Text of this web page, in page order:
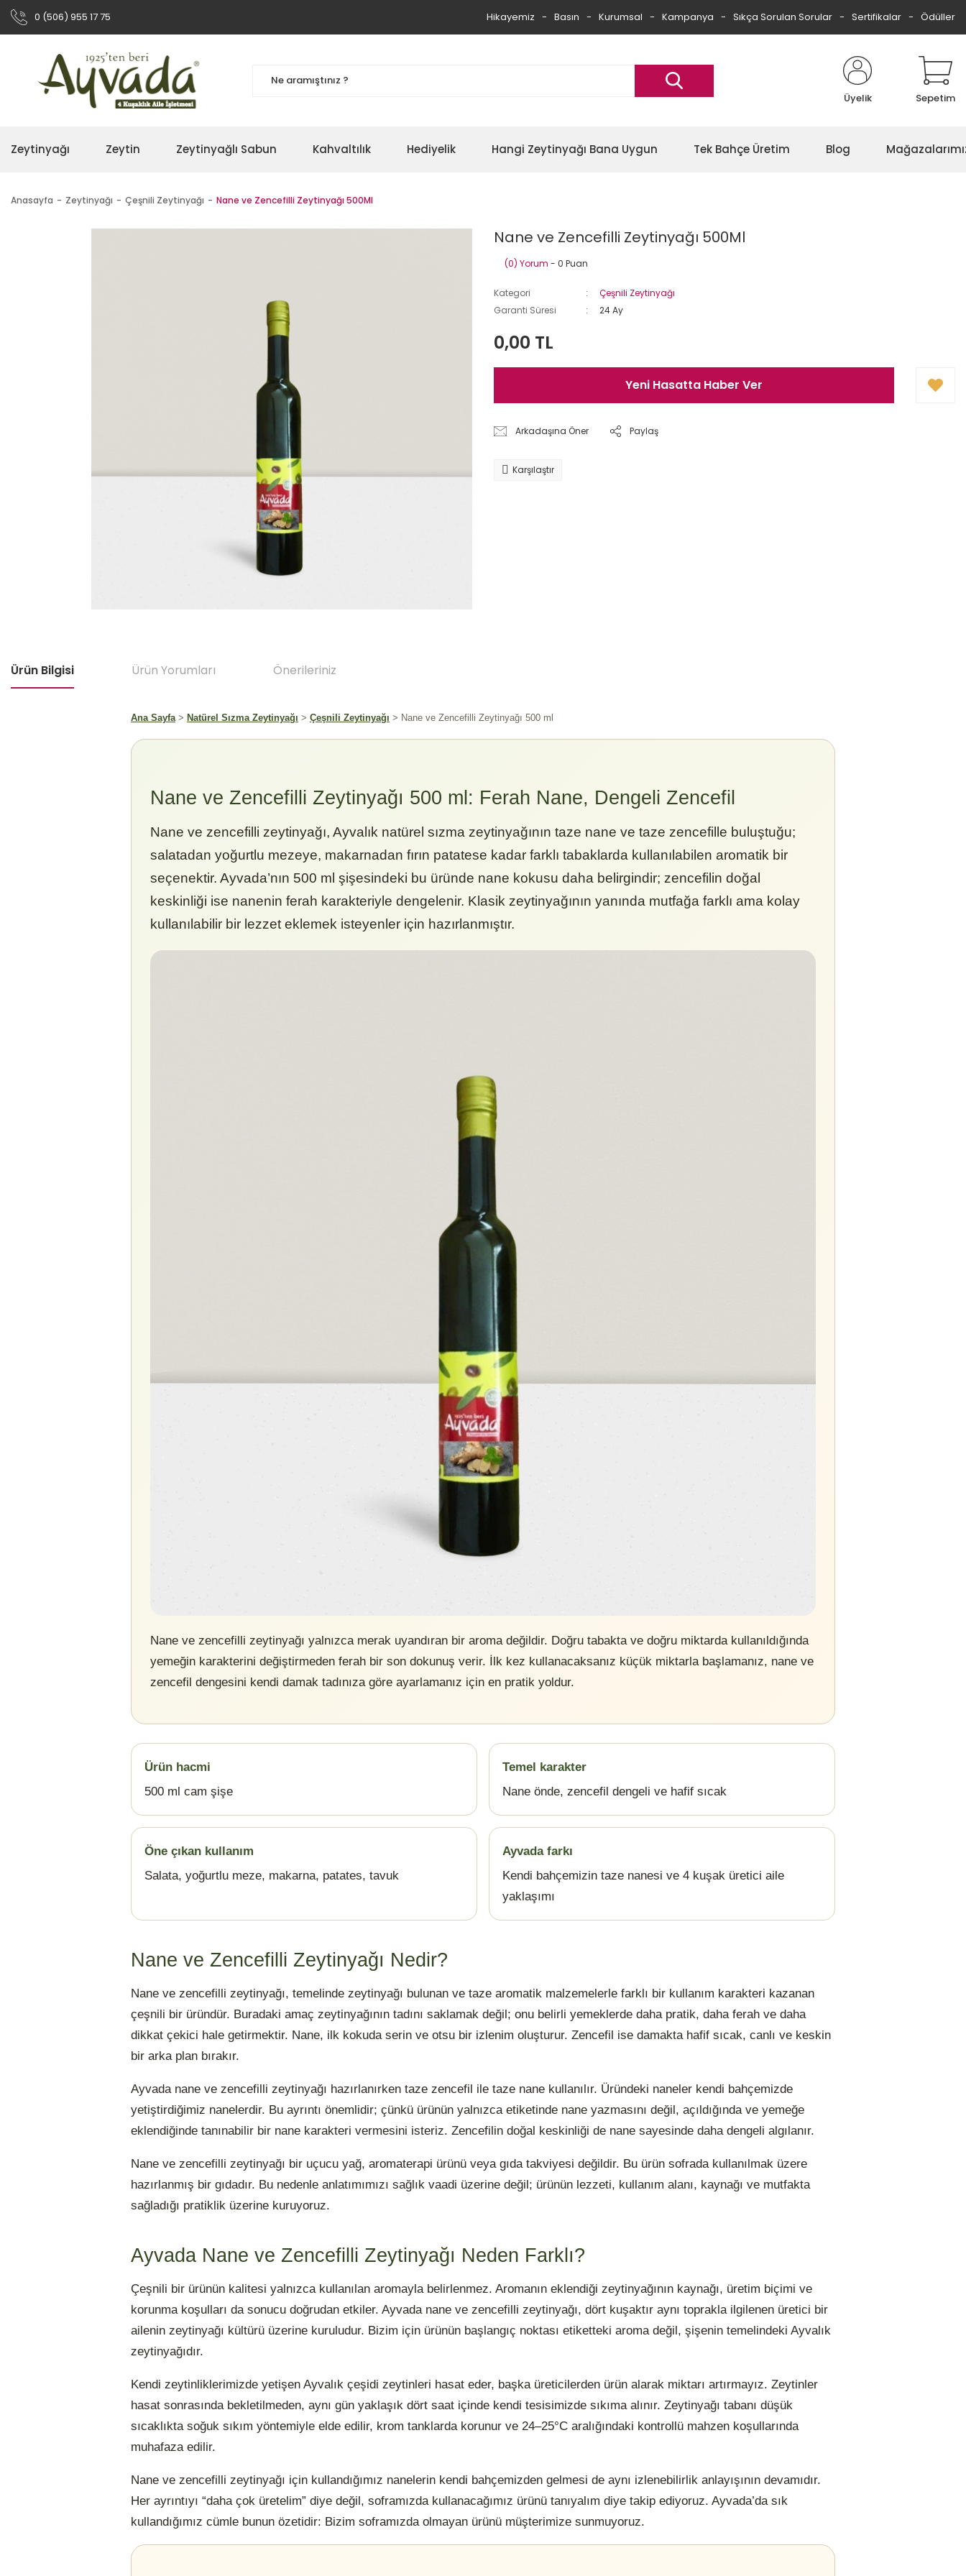
0 (506) 955 17 75 Hikayemiz Basın Kurumsal Kampanya Sıkça Sorulan Sorular Sertifikalar Ödüller
Üyelik Sepetim
Zeytinyağı Zeytin Zeytinyağlı Sabun Kahvaltılık Hediyelik Hangi Zeytinyağı Bana Uygun Tek Bahçe Üretim Blog
Anasayfa Zeytinyağı Çeşnili Zeytinyağı Nane ve Zencefilli Zeytinyağı 500Ml
Nane ve Zencefilli Zeytinyağı 500Ml
(0) Yorum - 0 Puan
Kategori
Çeşnili Zeytinyağı
Garanti Süresi
24 Ay
0,00 TL
Yeni Hasatta Haber Ver
Arkadaşına Öner Paylaş
Karşılaştır
Ürün Bilgisi Ürün Yorumları Önerileriniz
Ana Sayfa> Natürel Sızma Zeytinyağı > Çeşnili Zeytinyağı > Nane ve Zencefilli Zeytinyağı 500 ml
Nane ve Zencefilli Zeytinyağı 500 ml: Ferah Nane, Dengeli Zencefil
Nane ve zencefilli zeytinyağı, Ayvalık natürel sızma zeytinyağının taze nane ve taze zencefille buluştuğu;
salatadan yoğurtlu mezeye, makarnadan fırın patatese kadar farklı tabaklarda kullanılabilen aromatik bir
seçenektir. Ayvada’nın 500 ml şişesindeki bu üründe nane kokusu daha belirgindir; zencefilin doğal
keskinliği ise nanenin ferah karakteriyle dengelenir. Klasik zeytinyağının yanında mutfağa farklı ama kolay
kullanılabilir bir lezzet eklemek isteyenler için hazırlanmıştır.
Nane ve zencefilli zeytinyağı yalnızca merak uyandıran bir aroma değildir. Doğru tabakta ve doğru miktarda kullanıldığında
yemeğin karakterini değiştirmeden ferah bir son dokunuş verir. İlk kez kullanacaksanız küçük miktarla başlamanız, nane ve
zencefil dengesini kendi damak tadınıza göre ayarlamanız için en pratik yoldur.
Ürün hacmi
500 ml cam şişe
Temel karakter
Nane önde, zencefil dengeli ve hafif sıcak
Öne çıkan kullanım
Salata, yoğurtlu meze, makarna, patates, tavuk
Ayvada farkı
Kendi bahçemizin taze nanesi ve 4 kuşak üretici aile
yaklaşımı
Nane ve Zencefilli Zeytinyağı Nedir?
Nane ve zencefilli zeytinyağı, temelinde zeytinyağı bulunan ve taze aromatik malzemelerle farklı bir kullanım karakteri kazanan
çeşnili bir üründür. Buradaki amaç zeytinyağının tadını saklamak değil; onu belirli yemeklerde daha pratik, daha ferah ve daha
dikkat çekici hale getirmektir. Nane, ilk kokuda serin ve otsu bir izlenim oluşturur. Zencefil ise damakta hafif sıcak, canlı ve keskin
bir arka plan bırakır.
Ayvada nane ve zencefilli zeytinyağı hazırlanırken taze zencefil ile taze nane kullanılır. Üründeki naneler kendi bahçemizde
yetiştirdiğimiz nanelerdir. Bu ayrıntı önemlidir; çünkü ürünün yalnızca etiketinde nane yazmasını değil, açıldığında ve yemeğe
eklendiğinde tanınabilir bir nane karakteri vermesini isteriz. Zencefilin doğal keskinliği de nane sayesinde daha dengeli algılanır.
Nane ve zencefilli zeytinyağı bir uçucu yağ, aromaterapi ürünü veya gıda takviyesi değildir. Bu ürün sofrada kullanılmak üzere
hazırlanmış bir gıdadır. Bu nedenle anlatımımızı sağlık vaadi üzerine değil; ürünün lezzeti, kullanım alanı, kaynağı ve mutfakta
sağladığı pratiklik üzerine kuruyoruz.
Ayvada Nane ve Zencefilli Zeytinyağı Neden Farklı?
Çeşnili bir ürünün kalitesi yalnızca kullanılan aromayla belirlenmez. Aromanın eklendiği zeytinyağının kaynağı, üretim biçimi ve
korunma koşulları da sonucu doğrudan etkiler. Ayvada nane ve zencefilli zeytinyağı, dört kuşaktır aynı toprakla ilgilenen üretici bir
ailenin zeytinyağı kültürü üzerine kuruludur. Bizim için ürünün başlangıç noktası etiketteki aroma değil, şişenin temelindeki Ayvalık
zeytinyağıdır.
Kendi zeytinliklerimizde yetişen Ayvalık çeşidi zeytinleri hasat eder, başka üreticilerden ürün alarak miktarı artırmayız. Zeytinler
hasat sonrasında bekletilmeden, aynı gün yaklaşık dört saat içinde kendi tesisimizde sıkıma alınır. Zeytinyağı tabanı düşük
sıcaklıkta soğuk sıkım yöntemiyle elde edilir, krom tanklarda korunur ve 24–25°C aralığındaki kontrollü mahzen koşullarında
muhafaza edilir.
Nane ve zencefilli zeytinyağı için kullandığımız nanelerin kendi bahçemizden gelmesi de aynı izlenebilirlik anlayışının devamıdır.
Her ayrıntıyı “daha çok üretelim” diye değil, soframızda kullanacağımız ürünü tanıyalım diye takip ediyoruz. Ayvada’da sık
kullandığımız cümle bunun özetidir: Bizim soframızda olmayan ürünü müşterimize sunmuyoruz.